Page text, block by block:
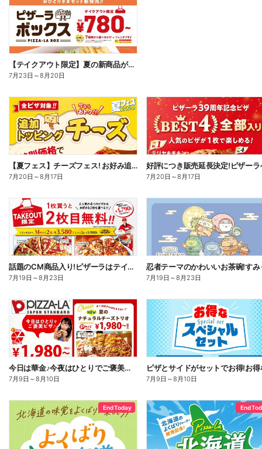
【テイクアウト限定】夏の新商品が加わった、ピザーラボックス
7月23日 ～8月20日
【夏フェス】チーズフェス! お好み追加トッピング「チーズ」が半額以下で注文できる!
7月20日 ～8月17日 7月20日 ～8月17日
話題のCM商品入り!ピザーラはテイクアウトがお得!2枚目無料
7月19日 ～8月23日 7月19日 ～8月23日
今日は華金♪今夜はひとりでご褒美ピザ!ピザーラトリオ
7月9日 ～8月10日 7月9日 ～8月10日
End Today End